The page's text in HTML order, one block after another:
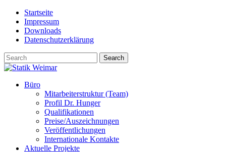
Skip
content
Startseite
Impressum
Downloads
Datenschutzerklärung
Büro
Mitarbeiterstruktur (Team)
Profil Dr. Hunger
Qualifikationen
Preise/Auszeichnungen
Veröffentlichungen
Internationale Kontakte
Aktuelle Projekte